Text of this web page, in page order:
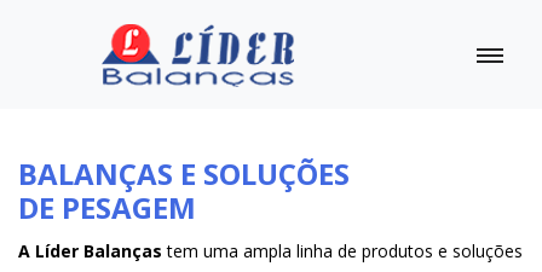
BALANÇAS E SOLUÇÕES
DE PESAGEM
A Líder Balanças tem uma ampla linha de produtos e soluções